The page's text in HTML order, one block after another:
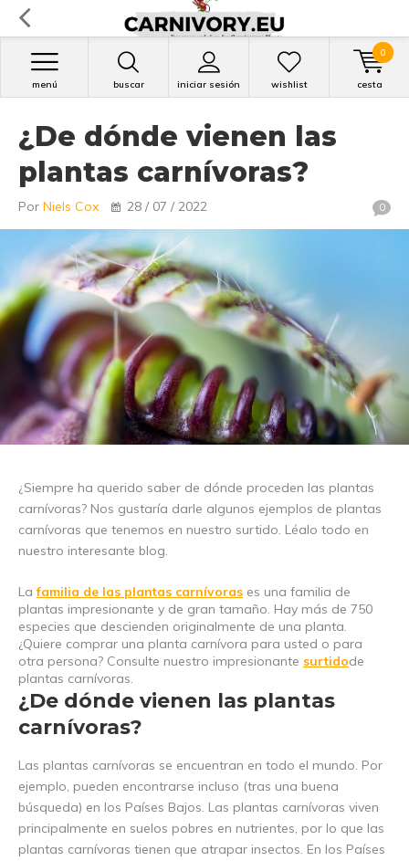
buscar iniciar sesión
menú wishlist cesta
0
¿De dónde vienen las
plantas carnívoras?
Por Niels Cox 28 / 07 / 2022 0
¿Siempre ha querido saber de dónde proceden las plantas
carnívoras? Nos gustaría darle algunos ejemplos de plantas
carnívoras que tenemos en nuestro surtido. Léalo todo en
nuestro interesante blog.
Lafamilia de las plantas carnívoras es una familia de
plantas impresionante y de gran tamaño. Hay más de 750
especies que descienden originalmente de una planta.
¿Quiere comprar una planta carnívora para usted o para
otra persona? Consulte nuestro impresionante surtidode
plantas carnívoras.
¿De dónde vienen las plantas
carnívoras?
Las plantas carnívoras se encuentran en todo el mundo. Por
ejemplo, pueden encontrarse incluso (tras una buena
búsqueda) en los Países Bajos. Las plantas carnívoras viven
principalmente en suelos pobres en nutrientes, por lo que las
plantas carnívoras tienen que atrapar insectos. En los Países